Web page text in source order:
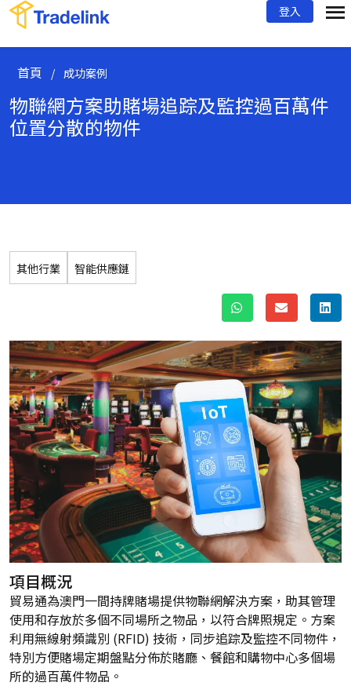
登入
首頁 / 成功案例
物聯網方案助賭場追踪及監控過百萬件
位置分散的物件
其他行業 智能供應鏈
項目概況
貿易通為澳門一間持牌賭場提供物聯網解決方案，助其管理
使用和存放於多個不同場所之物品，以符合牌照規定。方案
利用無線射頻識別 (RFID) 技術，同步追踪及監控不同物件，
特別方便賭場定期盤點分佈於賭廳、餐館和購物中心多個場
所的過百萬件物品。